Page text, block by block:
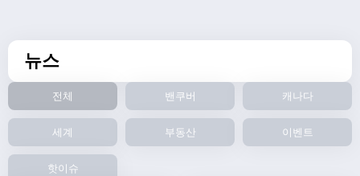
뉴스
전체 밴쿠버 캐나다
세계 부동산 이벤트
핫이슈